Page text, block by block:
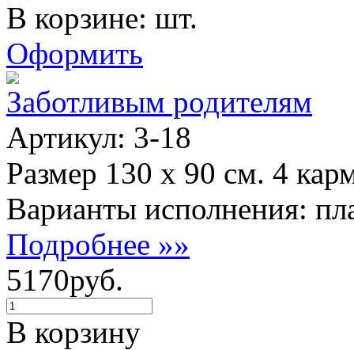
В корзине: шт.
Оформить
Заботливым родителям
Артикул: 3-18
Размер 130 х 90 см. 4
Варианты исполнения:
Подробнее »»
5170руб.
В корзину